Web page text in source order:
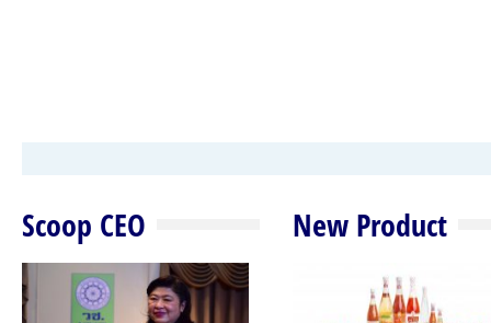
Scoop CEO New Product